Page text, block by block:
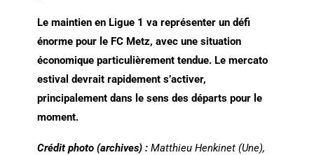
Le maintien en Ligue 1 va représenter un défi
énorme pour le FC Metz, avec une situation
économique particulièrement tendue. Le mercato
estival devrait rapidement s’activer,
principalement dans le sens des départs pour le
moment.
Crédit photo (archives) : Matthieu Henkinet (Une),